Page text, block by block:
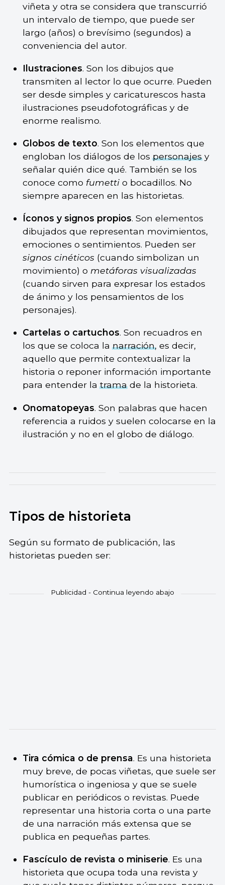
viñeta y otra se considera que transcurrió
un intervalo de tiempo, que puede ser
largo (años) o brevísimo (segundos) a
conveniencia del autor.
Ilustraciones. Son los dibujos que
transmiten al lector lo que ocurre. Pueden
ser desde simples y caricaturescos hasta
ilustraciones pseudofotográficas y de
enorme realismo.
Globos de texto. Son los elementos que
engloban los diálogos de lospersonajesy
señalar quién dice qué. También se los
conoce como fumettio bocadillos. No
siempre aparecen en las historietas.
Íconos y signos propios. Son elementos
dibujados que representan movimientos,
emociones o sentimientos. Pueden ser
signos cinéticos (cuando simbolizan un
movimiento) o metáforas visualizadas
(cuando sirven para expresar los estados
de ánimo y los pensamientos de los
personajes).
Cartelas o cartuchos. Son recuadros en
los que se coloca lanarración, es decir,
aquello que permite contextualizar la
historia o reponer información importante
para entender latramade la historieta.
Onomatopeyas. Son palabras que hacen
referencia a ruidos y suelen colocarse en la
ilustración y no en el globo de diálogo.
Tipos de historieta
Según su formato de publicación, las
historietas pueden ser:
Tira cómica o de prensa. Es una historieta
muy breve, de pocas viñetas, que suele ser
humorística o ingeniosa y que se suele
publicar en periódicos o revistas. Puede
representar una historia corta o una parte
de una narración más extensa que se
publica en pequeñas partes.
Fascículo de revista o miniserie. Es una
historieta que ocupa toda una revista y